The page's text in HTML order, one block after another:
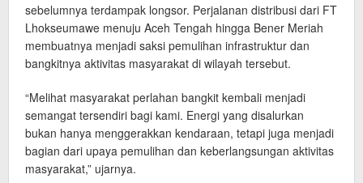
sebelumnya terdampak longsor. Perjalanan distribusi dari FT
Lhokseumawe menuju Aceh Tengah hingga Bener Meriah
membuatnya menjadi saksi pemulihan infrastruktur dan
bangkitnya aktivitas masyarakat di wilayah tersebut.
“Melihat masyarakat perlahan bangkit kembali menjadi
semangat tersendiri bagi kami. Energi yang disalurkan
bukan hanya menggerakkan kendaraan, tetapi juga menjadi
bagian dari upaya pemulihan dan keberlangsungan aktivitas
masyarakat,” ujarnya.